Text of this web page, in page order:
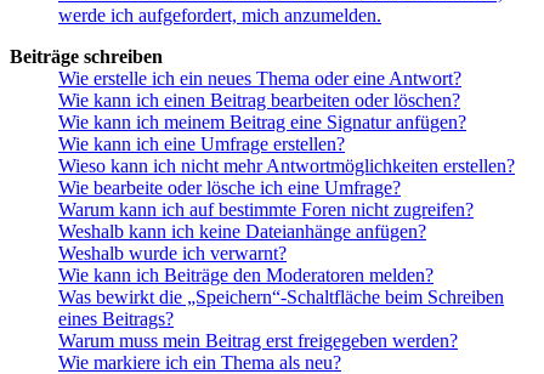
werde ich aufgefordert, mich anzumelden.
Beiträge schreiben
Wie erstelle ich ein neues Thema oder eine Antwort?
Wie kann ich einen Beitrag bearbeiten oder löschen?
Wie kann ich meinem Beitrag eine Signatur anfügen?
Wie kann ich eine Umfrage erstellen?
Wieso kann ich nicht mehr Antwortmöglichkeiten erstellen?
Wie bearbeite oder lösche ich eine Umfrage?
Warum kann ich auf bestimmte Foren nicht zugreifen?
Weshalb kann ich keine Dateianhänge anfügen?
Weshalb wurde ich verwarnt?
Wie kann ich Beiträge den Moderatoren melden?
Was bewirkt die „Speichern“-Schaltfläche beim Schreiben
eines Beitrags?
Warum muss mein Beitrag erst freigegeben werden?
Wie markiere ich ein Thema als neu?